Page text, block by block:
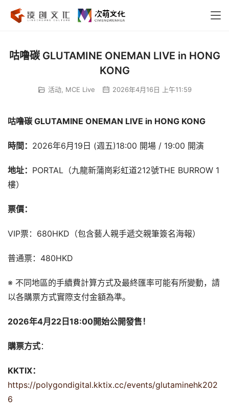
咕噜碳 GLUTAMINE ONEMAN LIVE in HONG
KONG
活动, MCE Live 2026年4月16日 上午11:59
咕噜碳 GLUTAMINE ONEMAN LIVE in HONG KONG
時間： 2026年6月19日 (週五)18:00 開場 / 19:00 開演
地址： PORTAL（九龍新蒲崗彩虹道212號THE BURROW 1
樓）
票價：
VIP票：680HKD（包含藝人親手遞交親筆簽名海報）
普通票：480HKD
※ 不同地區的手續費計算方式及最終匯率可能有所變動，請
以各購票方式實際支付金額為準。
2026年4月 22 日 18:00開始公開發售！
購票方式：
KKTIX：
https://polygondigital.kktix.cc/events/glutaminehk202
6